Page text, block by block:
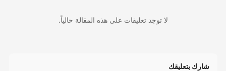
لا توجد تعليقات على هذه المقالة حالياً.
شارك بتعليقك